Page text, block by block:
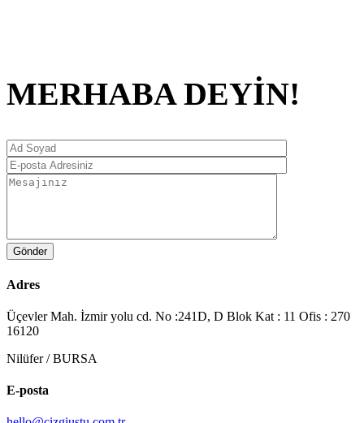
MERHABA DEYİN!
Adres
Üçevler Mah. İzmir yolu cd. No :241D, D Blok Kat : 11 Ofis : 270
16120
Nilüfer / BURSA
E-posta